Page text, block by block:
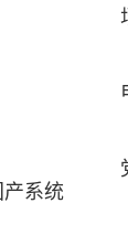
系统